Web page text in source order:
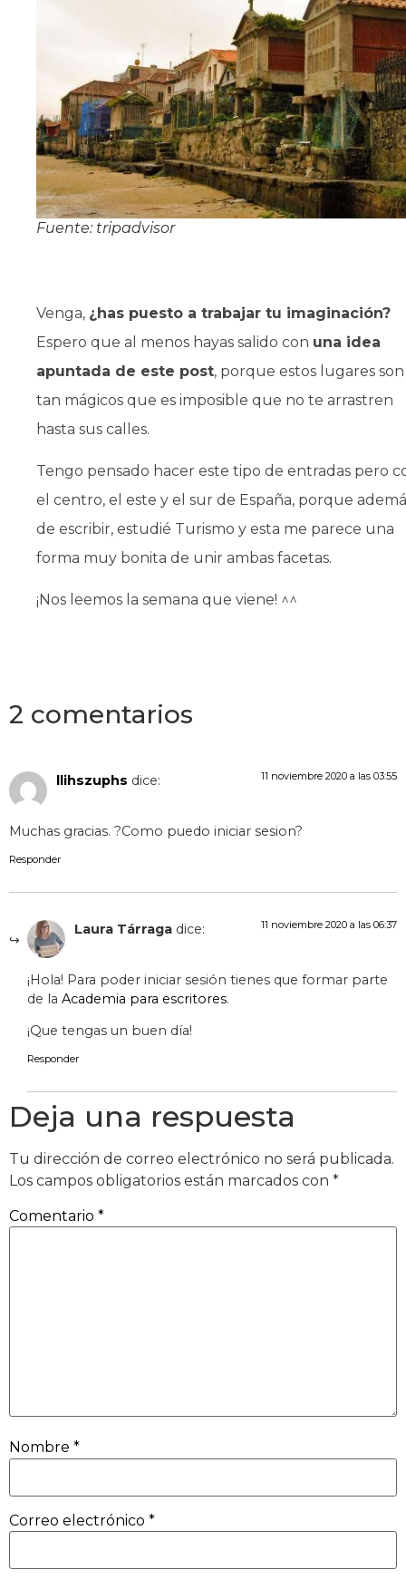
Fuente: tripadvisor
Venga, ¿has puesto a trabajar tu imaginación?
Espero que al menos hayas salido con una idea
apuntada de este post, porque estos lugares son
tan mágicos que es imposible que no te arrastren
hasta sus calles.
Tengo pensado hacer este tipo de entradas pero
el centro, el este y el sur de España, porque
de escribir, estudié Turismo y esta me parece una
forma muy bonita de unir ambas facetas.
¡Nos leemos la semana que viene! ^^
2 comentarios
llihszuphs dice: 11 noviembre 2020 a las 03:55
Muchas gracias. ?Como puedo iniciar sesion?
Responder
Laura Tárraga dice: 11 noviembre 2020 a las 06:37
¡Hola! Para poder iniciar sesión tienes que formar parte
de la Academia para escritores.
¡Que tengas un buen día!
Responder
Deja una respuesta
Tu dirección de correo electrónico no será publicada.
Los campos obligatorios están marcados con *
Comentario *
Nombre *
Correo electrónico *